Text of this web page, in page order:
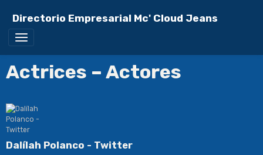
Directorio Empresarial Mc' Cloud Jeans
Actrices – Actores
Dalílah Polanco - Twitter